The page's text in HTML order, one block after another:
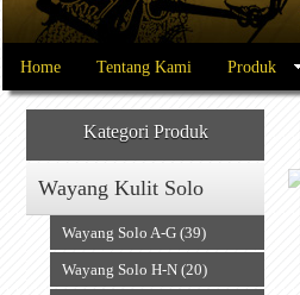
Home Tentang Kami Produk
Kategori Produk
Wayang Kulit Solo
Wayang Solo A-G (39)
Wayang Solo H-N (20)